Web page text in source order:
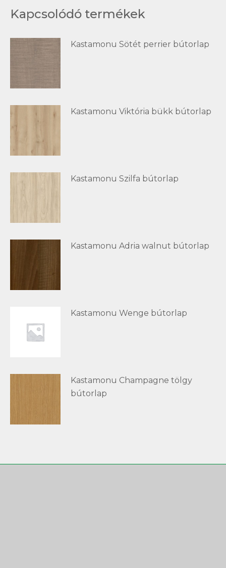
Kapcsolódó termékek
Kastamonu Sötét perrier bútorlap
Kastamonu Viktória bükk bútorlap
Kastamonu Szilfa bútorlap
Kastamonu Adria walnut bútorlap
Kastamonu Wenge bútorlap
Kastamonu Champagne tölgy
bútorlap